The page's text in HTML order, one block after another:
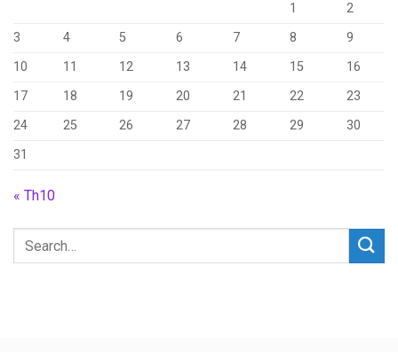
1
2
3
4 5 6 7 8
9
10
11 12 13 14 15
16
17
18 19 20 21 22
23
24
25 26 27 28 29
30
31
« Th10